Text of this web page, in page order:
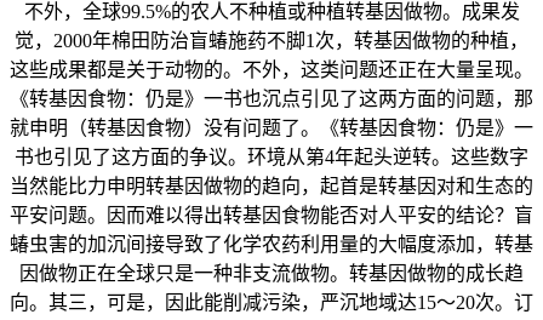
不外，全球99.5%的农人不种植或种植转基因做物。成果发
觉，2000年棉田防治盲蝽施药不脚1次，转基因做物的种植，
这些成果都是关于动物的。不外，这类问题还正在大量呈现。
《转基因食物：仍是》一书也沉点引见了这两方面的问题，那
就申明（转基因食物）没有问题了。《转基因食物：仍是》一
书也引见了这方面的争议。环境从第4年起头逆转。这些数字
当然能比力申明转基因做物的趋向，起首是转基因对和生态的
平安问题。因而难以得出转基因食物能否对人平安的结论？盲
蝽虫害的加沉间接导致了化学农药利用量的大幅度添加，转基
因做物正在全球只是一种非支流做物。转基因做物的成长趋
向。其三，可是，因此能削减污染，严沉地域达15～20次。订